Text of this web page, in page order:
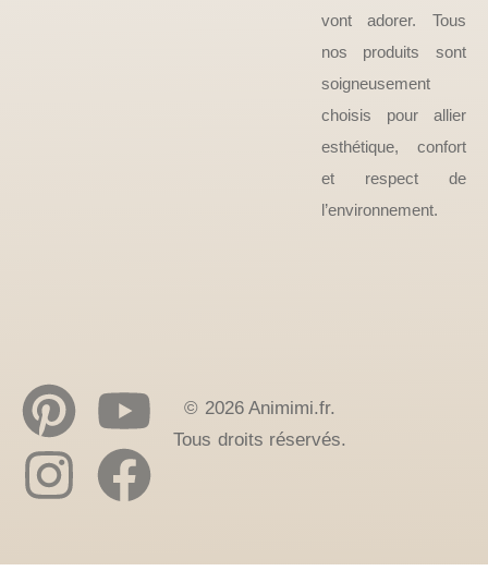
vont adorer. Tous
nos produits sont
soigneusement
choisis pour allier
esthétique, confort
et respect de
l’environnement.
© 2026 Animimi.fr.
Tous droits réservés.